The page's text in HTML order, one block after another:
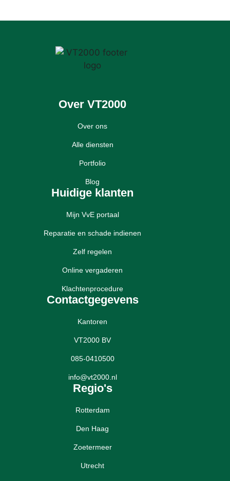
Over VT2000
Over ons
Alle diensten
Portfolio
Blog
Huidige klanten
Mijn VvE portaal
Reparatie en schade indienen
Zelf regelen
Online vergaderen
Klachtenprocedure
Contactgegevens
Kantoren
VT2000 BV
085-0410500
info@vt2000.nl
Regio's
Rotterdam
Den Haag
Zoetermeer
Utrecht